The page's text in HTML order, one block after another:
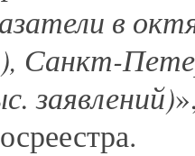
в
Санкт-
заявлений)